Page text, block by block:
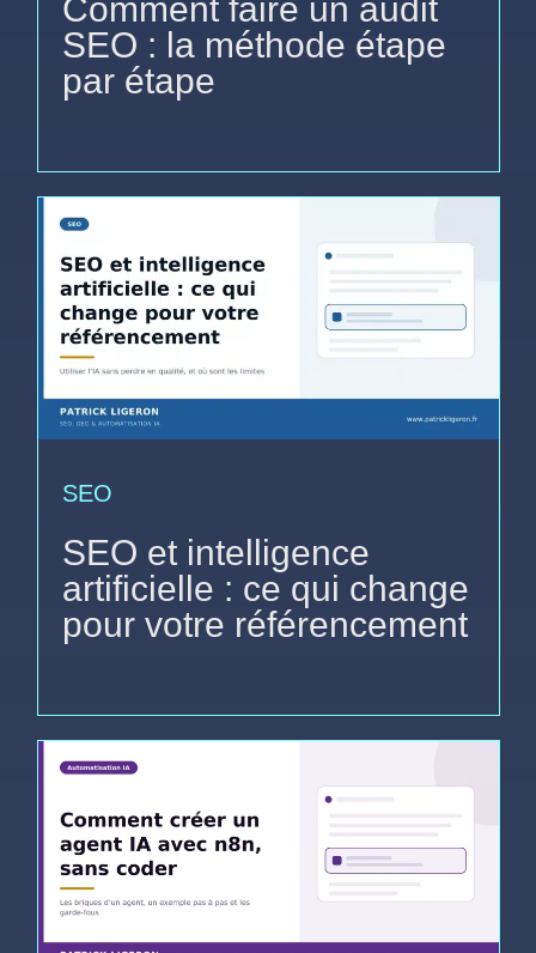
Comment faire un audit
SEO : la méthode étape
par étape
SEO
SEO et intelligence
artificielle : ce qui change
pour votre référencement